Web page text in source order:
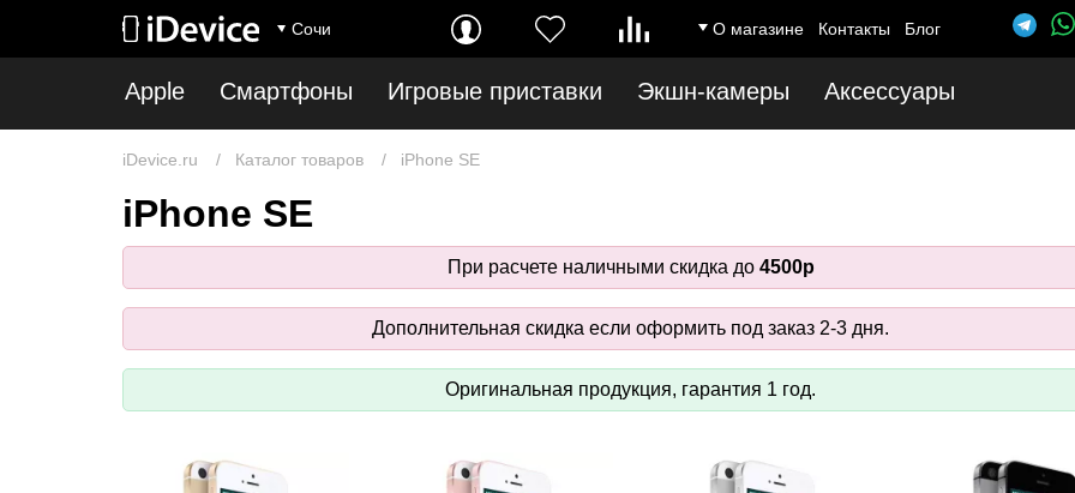
Сочи О магазине Контакты Блог
Apple Смартфоны Игровые приставки Экшн-камеры Аксессуары
iDevice.ru Каталог товаров iPhone SE
iPhone SE
При расчете наличными скидка до 4500р
Дополнительная скидка если оформить под заказ 2-3 дня.
Оригинальная продукция, гарантия 1 год.